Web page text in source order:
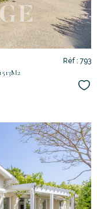
Réf : 793